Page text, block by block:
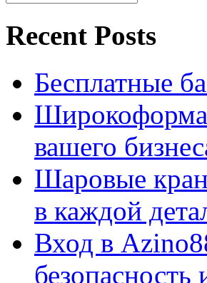
Recent Posts
Бесплатные
вашего
Шаровые
в каждой
Вход в